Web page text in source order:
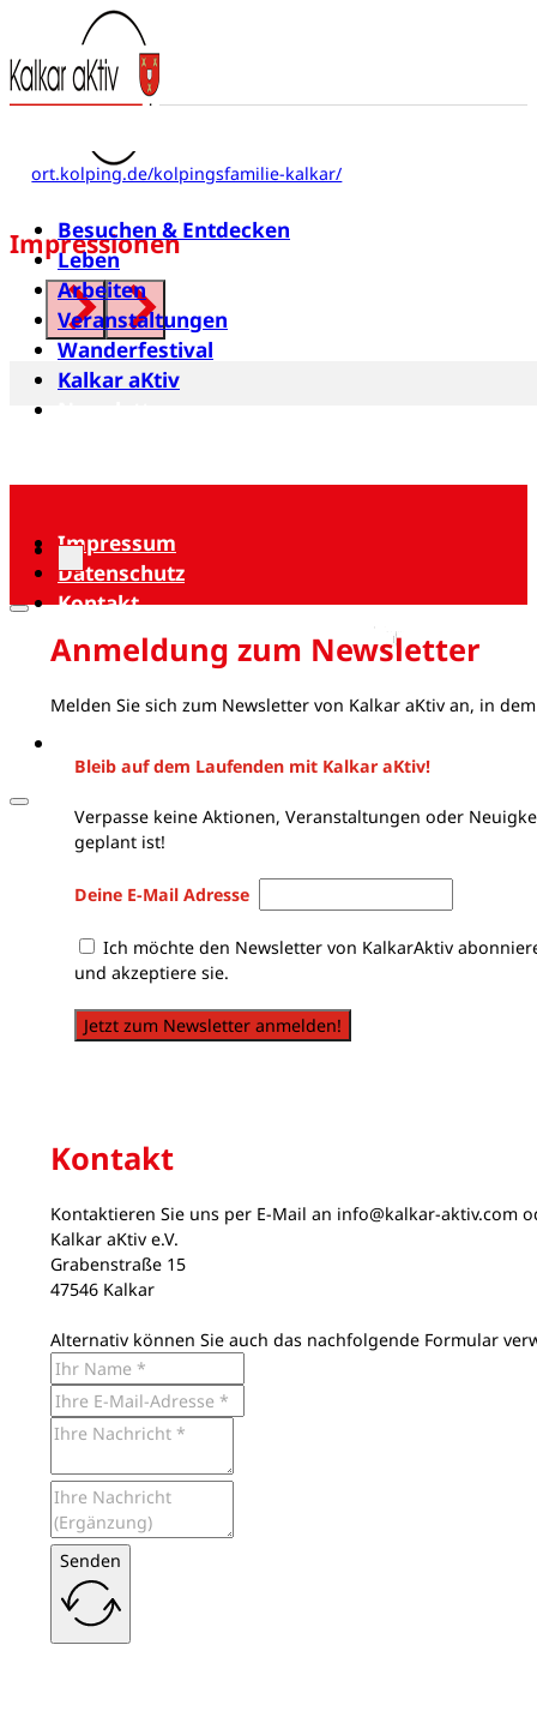
Besuchen & Entdecken
Leben
Arbeiten
Veranstaltungen
Wanderfestival
Kalkar aKtiv
Kolpings-Familie Kalkar
Kesselstraße 15
47546 Kalkar
https://vor-
ort.kolping.de/kolpingsfamilie-kalkar/
Impressionen
Impressum
Datenschutz
Kontakt
Anmeldung zum Newsletter
Melden Sie sich zum Newsletter von Kalkar aKtiv an, in
Bleib auf dem Laufenden mit Kalkar aKtiv!
Verpasse keine Aktionen, Veranstaltungen oder
geplant ist!
Deine E-Mail Adresse
Ich möchte den Newsletter von KalkarAktiv
und akzeptiere sie.
Jetzt zum Newsletter anmelden!
Kontakt
Kontaktieren Sie uns per E-Mail an info@kalkar-aktiv.com
Kalkar aKtiv e.V.
Grabenstraße 15
47546 Kalkar
Alternativ können Sie auch das nachfolgende Formular
Senden